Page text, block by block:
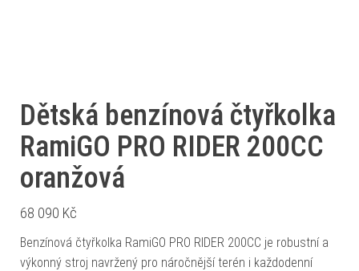
Dětská benzínová čtyřkolka
RamiGO PRO RIDER 200CC
oranžová
68 090 Kč
Benzínová čtyřkolka RamiGO PRO RIDER 200CC je robustní a
výkonný stroj navržený pro náročnější terén i každodenní